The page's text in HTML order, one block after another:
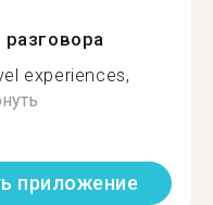
experiences,
приложение